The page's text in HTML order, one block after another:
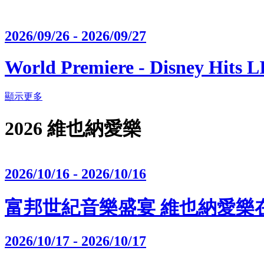
2026/09/26 - 2026/09/27
World Premiere - Disney Hits
顯示更多
2026 維也納愛樂
2026/10/16 - 2026/10/16
富邦世紀音樂盛宴 維也納愛樂
2026/10/17 - 2026/10/17